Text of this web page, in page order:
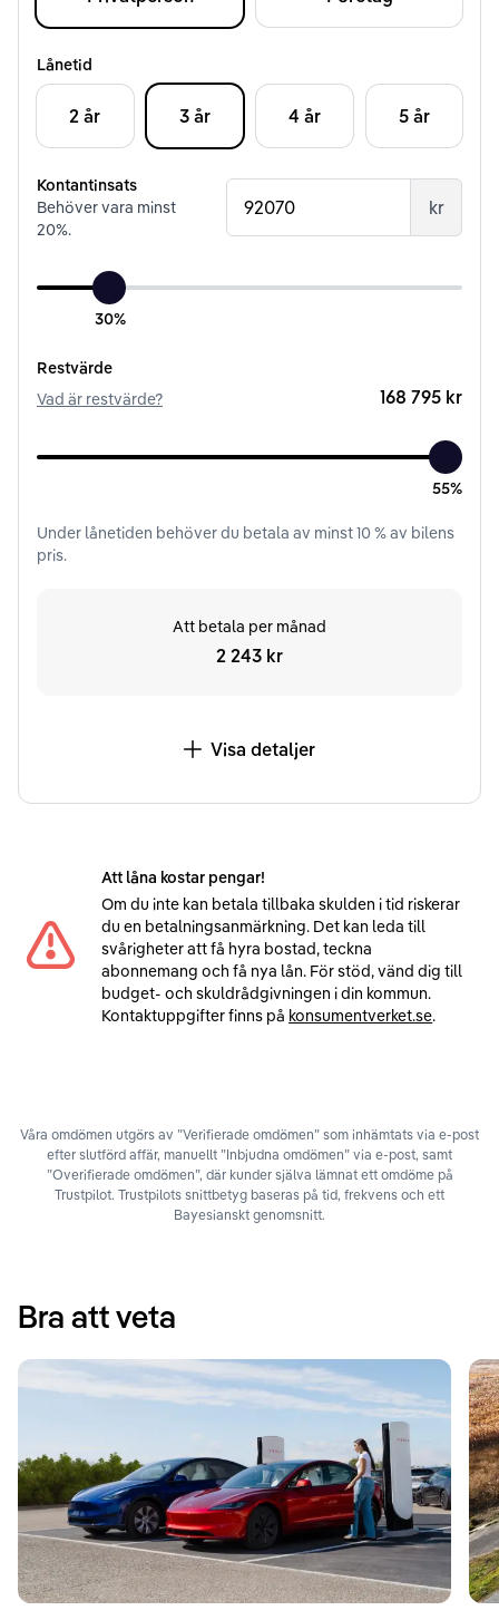
Lånetid
2 år 3 år 4 år 5 år
Kontantinsats
Behöver vara minst
20%.
kr
30%
Restvärde
Vad är restvärde?
168 795 kr
55%
Under lånetiden behöver du betala av minst10% av bilens
pris.
Att betala per månad
2 243 kr
Visa detaljer
Att låna kostar pengar!
Om du inte kan betala tillbaka skulden i tid riskerar
du en betalningsanmärkning. Det kan leda till
svårigheter att få hyra bostad, teckna
abonnemang och få nya lån. För stöd, vänd dig till
budget- och skuldrådgivningen i din kommun.
Kontaktuppgifter finns på konsumentverket.se.
Våra omdömen utgörs av ”Verifierade omdömen” som inhämtats via e-post
efter slutförd affär, manuellt ”Inbjudna omdömen” via e-post, samt
”Overifierade omdömen”, där kunder själva lämnat ett omdöme på
Trustpilot. Trustpilots snittbetyg baseras på tid, frekvens och ett
Bayesianskt genomsnitt.
Bra att veta